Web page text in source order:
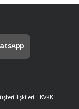
İlişkileri
KVKK